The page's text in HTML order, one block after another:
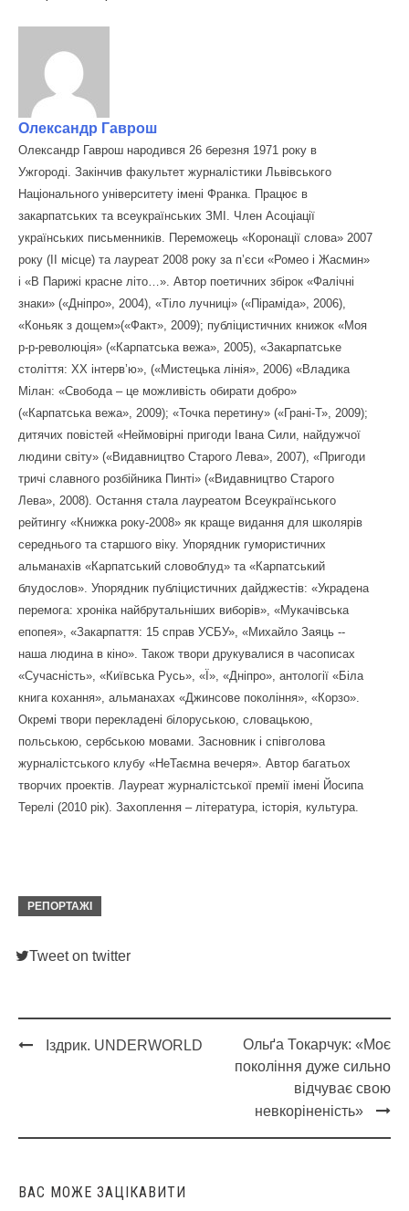
Олександр Гаврош
Олександр Гаврош народився 26 березня 1971 року в
Ужгороді. Закінчив факультет журналістики Львівського
Національного університету імені Франка. Працює в
закарпатських та всеукраїнських ЗМІ. Член Асоціації
українських письменників. Переможець «Коронації слова» 2007
року (ІІ місце) та лауреат 2008 року за п’єси «Ромео і Жасмин»
і «В Парижі красне літо…». Автор поетичних збірок «Фалічні
знаки» («Дніпро», 2004), «Тіло лучниці» («Піраміда», 2006),
«Коньяк з дощем»(«Факт», 2009); публіцистичних книжок «Моя
р-р-революція» («Карпатська вежа», 2005), «Закарпатське
століття: ХХ інтерв’ю», («Мистецька лінія», 2006) «Владика
Мілан: «Свобода – це можливість обирати добро»
(«Карпатська вежа», 2009); «Точка перетину» («Грані-Т», 2009);
дитячих повістей «Неймовірні пригоди Івана Сили, найдужчої
людини світу» («Видавництво Старого Лева», 2007), «Пригоди
тричі славного розбійника Пинті» («Видавництво Старого
Лева», 2008). Остання стала лауреатом Всеукраїнського
рейтингу «Книжка року-2008» як краще видання для школярів
середнього та старшого віку. Упорядник гумористичних
альманахів «Карпатський словоблуд» та «Карпатський
блудослов». Упорядник публіцистичних дайджестів: «Украдена
перемога: хроніка найбрутальніших виборів», «Мукачівська
епопея», «Закарпаття: 15 справ УСБУ», «Михайло Заяць --
наша людина в кіно». Також твори друкувалися в часописах
«Сучасність», «Київська Русь», «Ї», «Дніпро», антології «Біла
книга кохання», альманахах «Джинсове покоління», «Корзо».
Окремі твори перекладені білоруською, словацькою,
польською, сербською мовами. Засновник і співголова
журналістського клубу «НеТаємна вечеря». Автор багатьох
творчих проектів. Лауреат журналістської премії імені Йосипа
Терелі (2010 рік). Захоплення – література, історія, культура.
РЕПОРТАЖІ
Tweet on twitter
Іздрик. UNDERWORLD
Ольґа Токарчук: «Моє
покоління дуже сильно
відчуває свою
невкоріненість»
ВАС МОЖЕ ЗАЦІКАВИТИ